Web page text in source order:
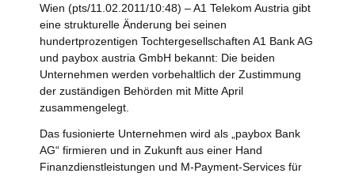
Wien (pts/11.02.2011/10:48) – A1 Telekom Austria gibt
eine strukturelle Änderung bei seinen
hundertprozentigen Tochtergesellschaften A1 Bank AG
und paybox austria GmbH bekannt: Die beiden
Unternehmen werden vorbehaltlich der Zustimmung
der zuständigen Behörden mit Mitte April
zusammengelegt.
Das fusionierte Unternehmen wird als „paybox Bank
AG“ firmieren und in Zukunft aus einer Hand
Finanzdienstleistungen und M-Payment-Services für